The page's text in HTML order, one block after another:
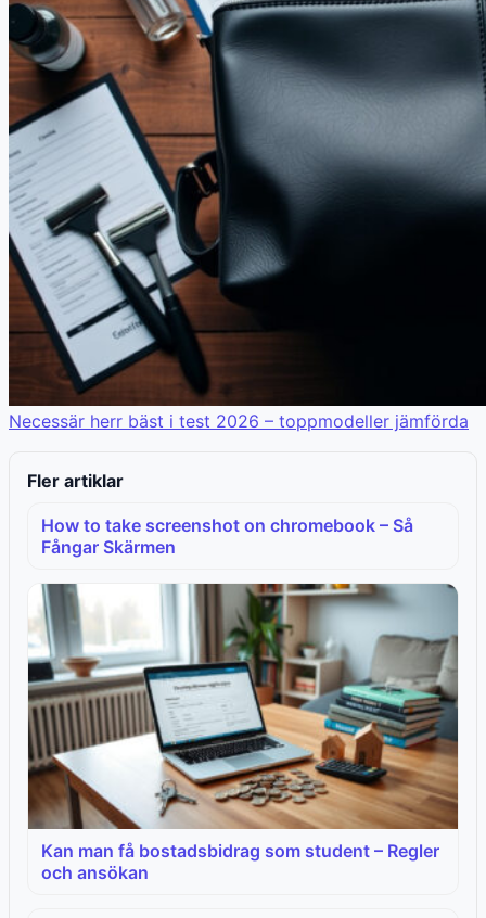
Necessär herr bäst i test 2026 – toppmodeller jämförda
Fler artiklar
How to take screenshot on chromebook – Så
Fångar Skärmen
Kan man få bostadsbidrag som student – Regler
och ansökan